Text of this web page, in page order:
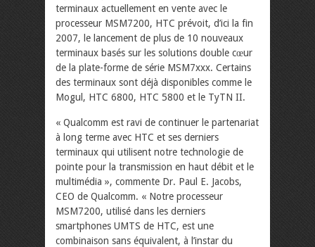
terminaux actuellement en vente avec le
processeur MSM7200, HTC prévoit, d’ici la fin
2007, le lancement de plus de 10 nouveaux
terminaux basés sur les solutions double cœur
de la plate-forme de série MSM7xxx. Certains
des terminaux sont déjà disponibles comme le
Mogul, HTC 6800, HTC 5800 et le TyTN II.
« Qualcomm est ravi de continuer le partenariat
à long terme avec HTC et ses derniers
terminaux qui utilisent notre technologie de
pointe pour la transmission en haut débit et le
multimédia », commente Dr. Paul E. Jacobs,
CEO de Qualcomm. « Notre processeur
MSM7200, utilisé dans les derniers
smartphones UMTS de HTC, est une
combinaison sans équivalent, à l’instar du